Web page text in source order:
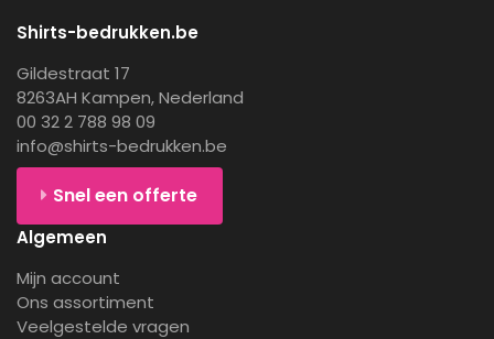
Shirts-bedrukken.be
Gildestraat 17
8263AH Kampen, Nederland
00 32 2 788 98 09
info@shirts-bedrukken.be
Snel een offerte
Algemeen
Mijn account
Ons assortiment
Veelgestelde vragen